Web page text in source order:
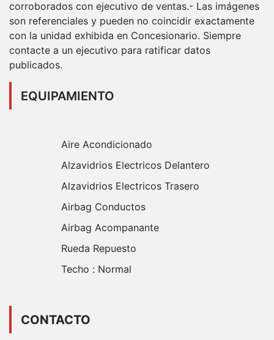
corroborados con ejecutivo de ventas.- Las imágenes
son referenciales y pueden no coincidir exactamente
con la unidad exhibida en Concesionario. Siempre
contacte a un ejecutivo para ratificar datos
publicados.
EQUIPAMIENTO
Aire Acondicionado
Alzavidrios Electricos Delantero
Alzavidrios Electricos Trasero
Airbag Conductos
Airbag Acompanante
Rueda Repuesto
Techo : Normal
CONTACTO